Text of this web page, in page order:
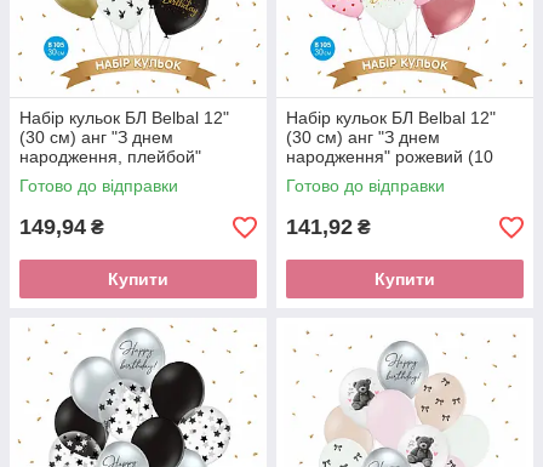
Набір кульок БЛ Belbal 12"
(30 см) анг "З днем
народження, плейбой"
чорний (10 шт)
Готово до відправки
149,94 ₴
Купити
Набір кульок БЛ Belbal 12"
(30 см) анг "З днем
народження" рожевий (10
шт)
Готово до відправки
141,92 ₴
Купити